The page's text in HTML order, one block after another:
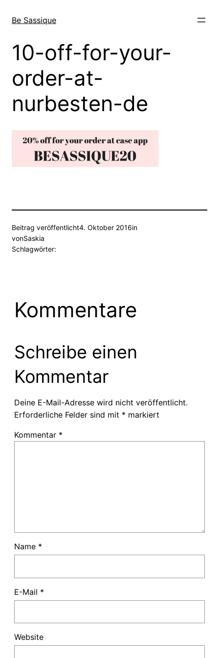
zum
wechseln
Be Sassique
10-off-for-your-
order-at-
nurbesten-de
Beitrag veröffentlicht4. Oktober 2016in
vonSaskia
Schlagwörter:
Kommentare
Schreibe einen
Kommentar
Deine E-Mail-Adresse wird nicht veröffentlicht.
Erforderliche Felder sind mit * markiert
Kommentar *
Name *
E-Mail *
Website